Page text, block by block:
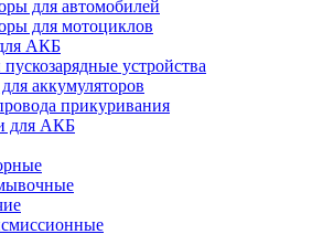
для автомобилей
для мотоциклов
АКБ
устройства
аккумуляторов
прикуривания
для АКБ